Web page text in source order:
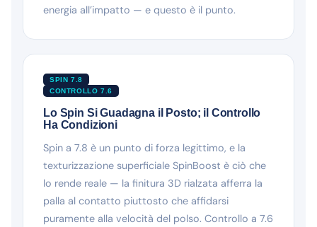
energia all’impatto — e questo è il punto.
SPIN 7.8
CONTROLLO 7.6
Lo Spin Si Guadagna il Posto; il Controllo
Ha Condizioni
Spin a 7.8 è un punto di forza legittimo, e la
texturizzazione superficiale SpinBoost è ciò che
lo rende reale — la finitura 3D rialzata afferra la
palla al contatto piuttosto che affidarsi
puramente alla velocità del polso. Controllo a 7.6